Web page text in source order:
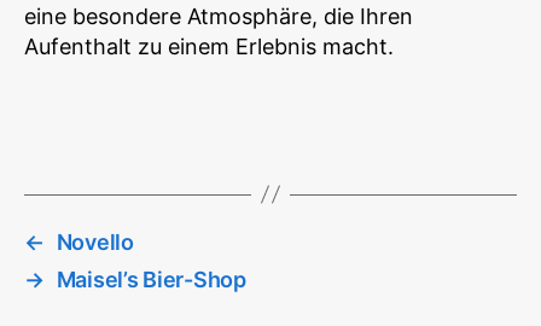
eine besondere Atmosphäre, die Ihren
Aufenthalt zu einem Erlebnis macht.
←
Novello
→ Maisel’s Bier-Shop